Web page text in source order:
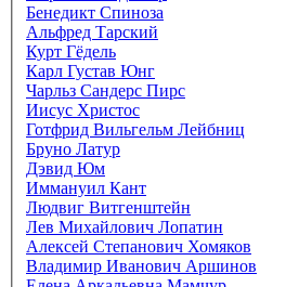
Бенедикт Спиноза
Альфред Тарский
Курт Гёдель
Карл Густав Юнг
Чарльз Сандерс Пирс
Иисус Христос
Готфрид Вильгельм Лейбниц
Бруно Латур
Дэвид Юм
Иммануил Кант
Людвиг Витгенштейн
Лев Михайлович Лопатин
Алексей Степанович Хомяков
Владимир Иванович Аршинов